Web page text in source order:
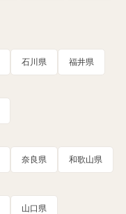
石川県 福井県
奈良県 和歌山県
山口県